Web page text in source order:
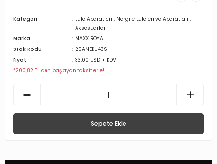
Kategori Lüle Aparatları , Nargile Lüleleri ve Aparatları ,
Aksesuarlar
Marka
MAXX ROYAL
Stok Kodu
29ANEKU43S
Fiyat
33,00 USD + KDV
*200,82 TL den başlayan taksitlerle!
Sepete Ekle